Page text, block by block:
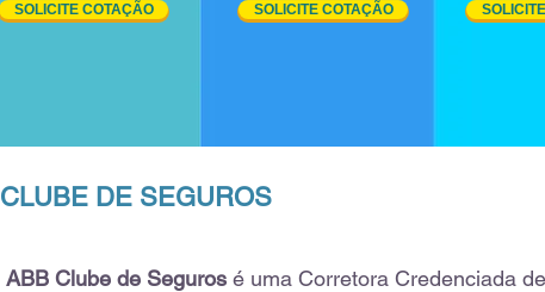
SOLICITE COTAÇÃO SOLICITE COTAÇÃO
CLUBE DE SEGUROS
ABB Clube de Seguros é uma Corretora Credenciada